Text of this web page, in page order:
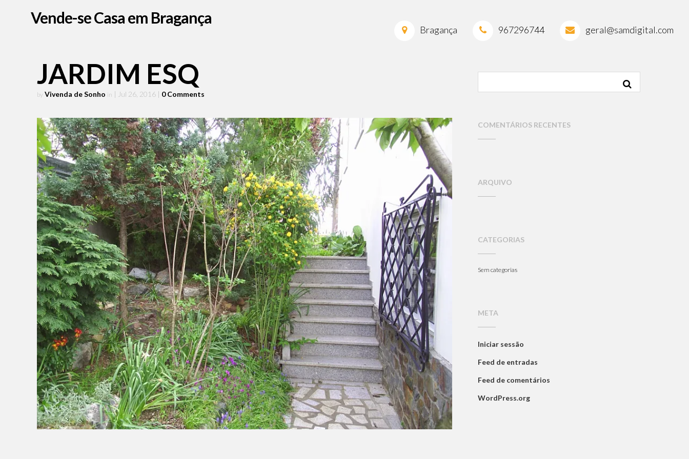
Vende-se Casa em Bragança
geral@samdigital.com
967296744
Bragança
JARDIM ESQ
by Vivenda de Sonho in | Jul 26, 2016 | 0 Comments
COMENTÁRIOS RECENTES
ARQUIVO
CATEGORIAS
Sem categorias
META
Iniciar sessão
Feed de entradas
Feed de comentários
WordPress.org